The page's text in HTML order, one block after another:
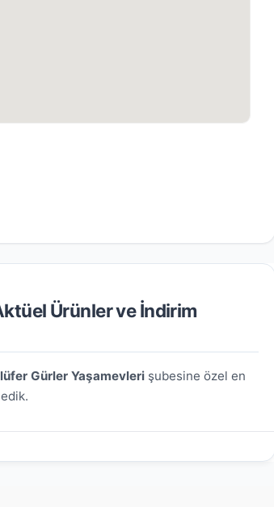
Ürünler ve İndirim
Gürler Yaşamevleri şubesine özel en
. Harita üzerindeki konumu kullanarak